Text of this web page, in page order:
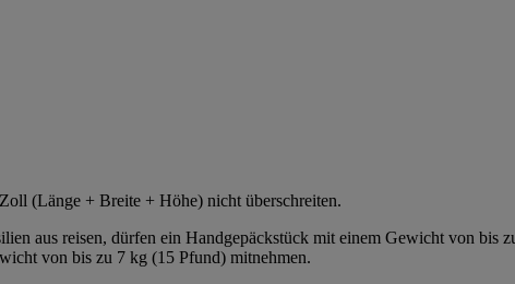
(Länge + Breite + Höhe) nicht überschreiten.
aus reisen, dürfen ein Handgepäckstück mit einem Gewicht von bis
von bis zu 7 kg (15 Pfund) mitnehmen.